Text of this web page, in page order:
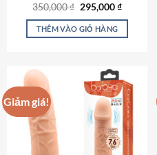
Được xếp
hạng4.79
5 sao
350,000₫ Giá
là:
350,000 ₫.
295,000₫Giá
tại
THÊM VÀO GIỎ HÀNG
Giảm giá!